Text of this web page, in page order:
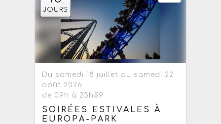
JOURS
Du samedi 18 juillet au samedi 22
août 2026
de 09h à 23h59
SOIRÉES ESTIVALES À
EUROPA-PARK